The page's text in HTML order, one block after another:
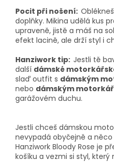
Pocit při nošení:
doplňky. Mikina udělá kus
upraveně, jistě a máš na
efekt lacině, ale drží styl i
Hanziwork tip: Jestli tě
další dámské
slaď outfit s dámským
nebo dámským
garážovém duchu.
Jestli chceš dámskou
nevypadá obyčejně a
Hanziwork Bloody Rose je
košíku a vezmi si styl,